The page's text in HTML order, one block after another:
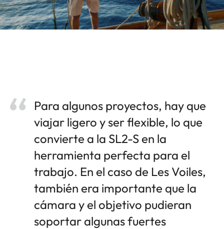
Para algunos proyectos, hay que
viajar ligero y ser flexible, lo que
convierte a la SL2-S en la
herramienta perfecta para el
trabajo. En el caso de Les Voiles,
también era importante que la
cámara y el objetivo pudieran
soportar algunas fuertes